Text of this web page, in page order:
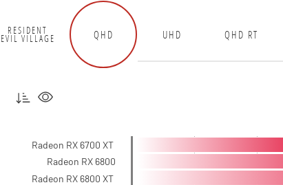
RESIDENT
EVIL VILLAGE QHD UHD QHD RT
Radeon RX 6700 XT
Radeon RX 6800
Radeon RX 6800 XT